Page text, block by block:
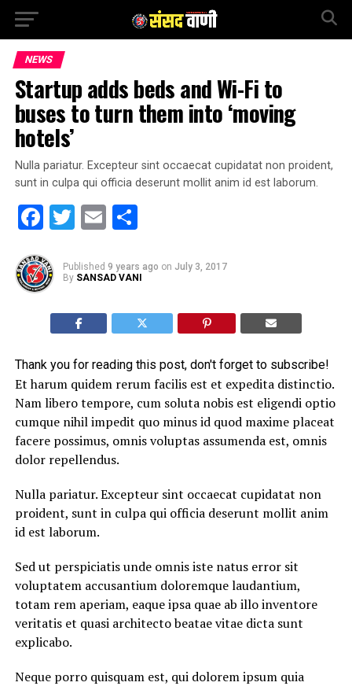
NEWS
Startup adds beds and Wi-Fi to
buses to turn them into ‘moving
hotels’
Nulla pariatur. Excepteur sint occaecat cupidatat non proident,
sunt in culpa qui officia deserunt mollit anim id est laborum.
Facebook
Twitter
EmailShare
Published 9 years ago on July 3, 2017
By SANSAD VANI
Thank you for reading this post, don't forget to subscribe!
Et harum quidem rerum facilis est et expedita distinctio.
Nam libero tempore, cum soluta nobis est eligendi optio
cumque nihil impedit quo minus id quod maxime placeat
facere possimus, omnis voluptas assumenda est, omnis
dolor repellendus.
Nulla pariatur. Excepteur sint occaecat cupidatat non
proident, sunt in culpa qui officia deserunt mollit anim
id est laborum.
Sed ut perspiciatis unde omnis iste natus error sit
voluptatem accusantium doloremque laudantium,
totam rem aperiam, eaque ipsa quae ab illo inventore
veritatis et quasi architecto beatae vitae dicta sunt
explicabo.
Neque porro quisquam est, qui dolorem ipsum quia